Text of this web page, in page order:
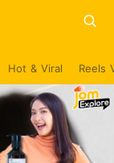
Hot & Viral Reels